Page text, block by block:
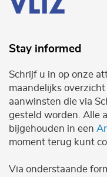
Stay informed
Schrijf u in op onze
maandelijks
aanwinsten die via
gesteld worden. Alle
bijgehouden in een
moment terug kunt
Via onderstaande